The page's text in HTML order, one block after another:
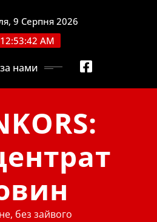
9 Серпня 2026
12:53:42 AM
нами
без зайвого